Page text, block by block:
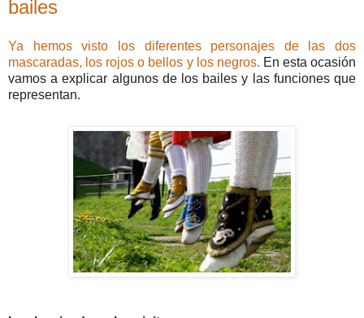
bailes
Ya hemos visto los diferentes personajes de las dos
mascaradas, los rojos o bellos y los negros. En esta ocasión
vamos a explicar algunos de los bailes y las funciones que
representan.